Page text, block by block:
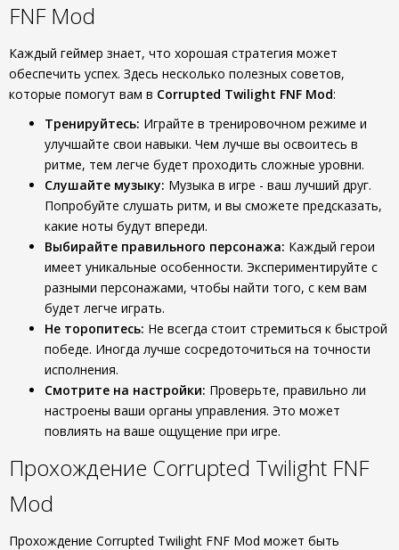
FNF Mod
Каждый геймер знает, что хорошая стратегия может
обеспечить успех. Здесь несколько полезных советов,
которые помогут вам в Corrupted Twilight FNF Mod:
Тренируйтесь: Играйте в тренировочном режиме и
улучшайте свои навыки. Чем лучше вы освоитесь в
ритме, тем легче будет проходить сложные уровни.
Слушайте музыку: Музыка в игре - ваш лучший друг.
Попробуйте слушать ритм, и вы сможете предсказать,
какие ноты будут впереди.
Выбирайте правильного персонажа: Каждый герои
имеет уникальные особенности. Экспериментируйте с
разными персонажами, чтобы найти того, с кем вам
будет легче играть.
Не торопитесь: Не всегда стоит стремиться к быстрой
победе. Иногда лучше сосредоточиться на точности
исполнения.
Смотрите на настройки: Проверьте, правильно ли
настроены ваши органы управления. Это может
повлиять на ваше ощущение при игре.
Прохождение Corrupted Twilight FNF
Mod
Прохождение Corrupted Twilight FNF Mod может быть